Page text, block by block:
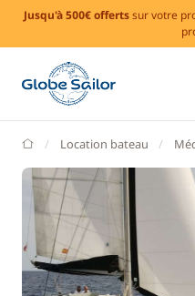
Jusqu'à 500€ offertssur votre
GlobeSailor
Location bateau